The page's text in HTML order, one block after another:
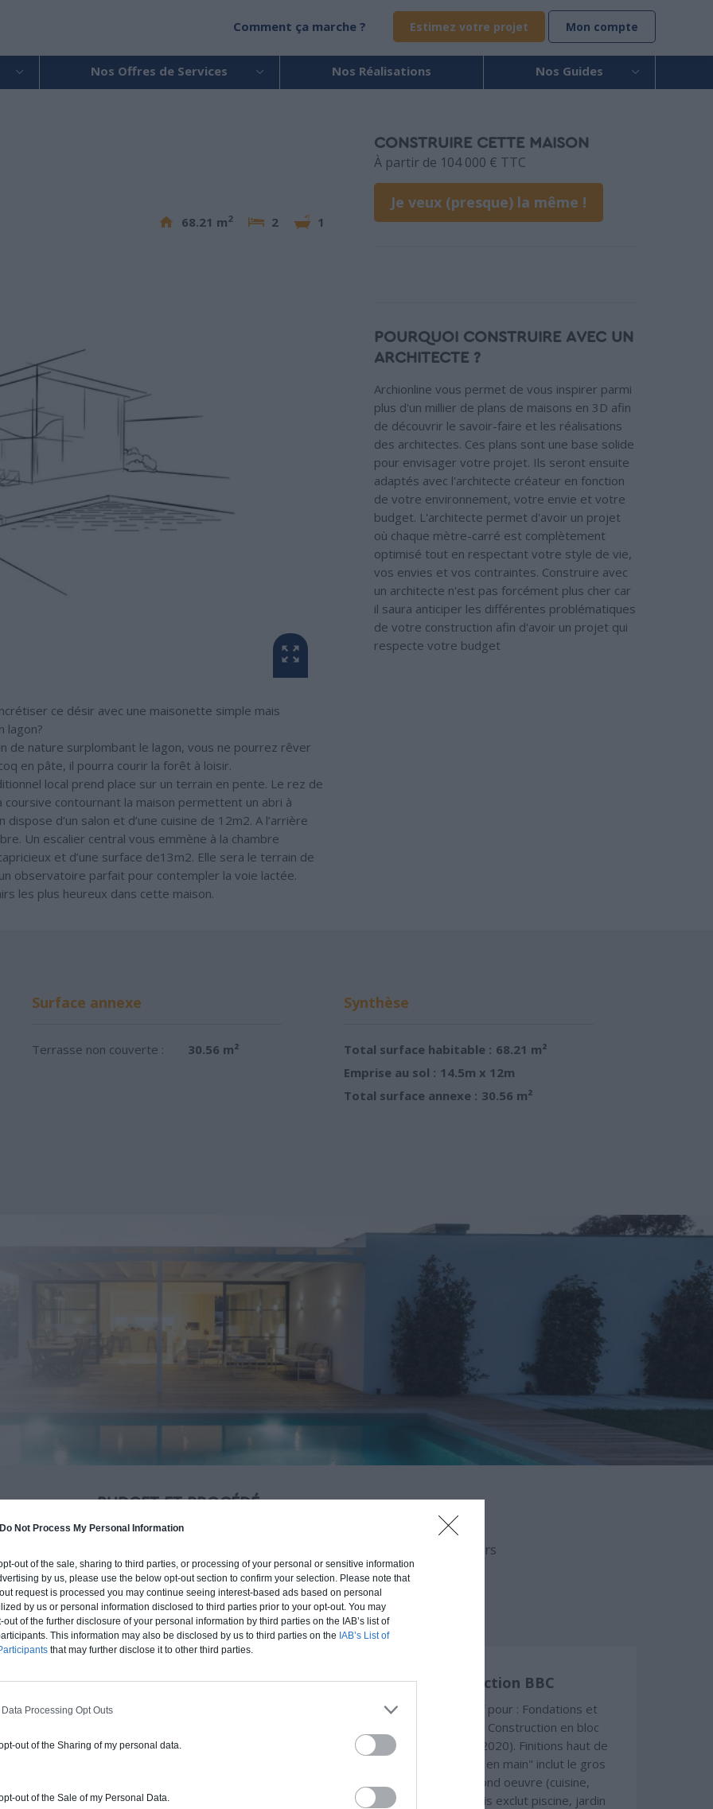
Do Not Process My Personal Information
out of the sale, sharing to third parties, or processing of your personal or sensitive information
by us, please use the below opt-out section to confirm your selection. Please note that
request is processed you may continue seeing interest-based ads based on personal
by us or personal information disclosed to third parties prior to your opt-out. You may
of the further disclosure of your personal information by third parties on the IAB’s list of
This information may also be disclosed by us to third parties on the IAB’s List of
that may further disclose it to other third parties.
Processing Opt Outs
opt-out of the Sharing of my personal data.
opt-out of the Sale of my Personal Data.
Comment ça marche ? Estimez votre projet Mon compte
Nos Offres de Services Nos Réalisations Nos Guides
68.21 m2 2 1
ce désir avec une maisonette simple mais
lagon?
de nature surplombant le lagon, vous ne pourrez rêver
en pâte, il pourra courir la forêt à loisir.
local prend place sur un terrain en pente. Le rez de
contournant la maison permettent un abri à
d’un salon et d’une cuisine de 12m2. A l’arrière
Un escalier central vous emmène à la chambre
et d’une surface de13m2. Elle sera le terrain de
observatoire parfait pour contempler la voie lactée.
les plus heureux dans cette maison.
CONSTRUIRE CETTE MAISON
À partir de 104 000 € TTC
Je veux (presque) la même !
POURQUOI CONSTRUIRE AVEC UN
ARCHITECTE ?
Archionline vous permet de vous inspirer parmi
plus d'un millier de plans de maisons en 3D afin
de découvrir le savoir-faire et les réalisations
des architectes. Ces plans sont une base solide
pour envisager votre projet. Ils seront ensuite
adaptés avec l'architecte créateur en fonction
de votre environnement, votre envie et votre
budget. L'architecte permet d'avoir un projet
où chaque mètre-carré est complètement
optimisé tout en respectant votre style de vie,
vos envies et vos contraintes. Construire avec
un architecte n'est pas forcément plus cher car
il saura anticiper les différentes problématiques
de votre construction afin d'avoir un projet qui
respecte votre budget
Surface annexe
Terrasse non couverte : 30.56 m²
Synthèse
Total surface habitable : 68.21 m²
Emprise au sol : 14.5m x 12m
Total surface annexe : 30.56 m²
BUDGET ET PROCÉDÉ
un chiffrage estimatif pour la construction de cette maison en fonction du
type de livraison souhaité : auto-construction, clos couvert (hors d'eau, hors
d'air) ou clé en main.
Auto-construction Clos couvert Clé en main
Construction ossature bois
Chiffrage estimatif pour : Fondations et
ossature bois isolé. Finitions haut de
peinture, sols...), mais exclut piscine, jardin
Construction BBC
Chiffrage estimatif pour : Fondations et
normes standards. Construction en bloc
coffrant isolant (RT 2020). Finitions haut de
gamme. Le prix "clé en main" inclut le gros
oeuvre et le second oeuvre (cuisine,
peinture, sols...), mais exclut piscine, jardin